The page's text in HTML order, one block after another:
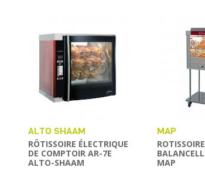
ALTO SHAAM
RÔTISSOIRE ÉLECTRIQUE
DE COMPTOIR AR-7E
ALTO-SHAAM
MAP
MAP